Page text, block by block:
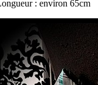
: environ 65cm